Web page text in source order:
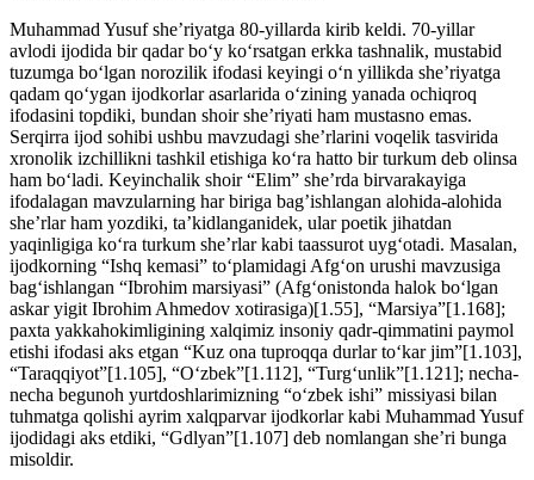
Muhammad Yusuf she’riyatga 80-yillarda kirib keldi. 70-yillar
avlodi ijodida bir qadar bo‘y ko‘rsatgan erkka tashnalik, mustabid
tuzumga bo‘lgan norozilik ifodasi keyingi o‘n yillikda she’riyatga
qadam qo‘ygan ijodkorlar asarlarida o‘zining yanada ochiqroq
ifodasini topdiki, bundan shoir she’riyati ham mustasno emas.
Serqirra ijod sohibi ushbu mavzudagi she’rlarini voqelik tasvirida
xronolik izchillikni tashkil etishiga ko‘ra hatto bir turkum deb olinsa
ham bo‘ladi. Keyinchalik shoir “Elim” she’rda birvarakayiga
ifodalagan mavzularning har biriga bag’ishlangan alohida-alohida
she’rlar ham yozdiki, ta’kidlanganidek, ular poetik jihatdan
yaqinligiga ko‘ra turkum she’rlar kabi taassurot uyg‘otadi. Masalan,
ijodkorning “Ishq kemasi” to‘plamidagi Afg‘on urushi mavzusiga
bag‘ishlangan “Ibrohim marsiyasi” (Afg‘onistonda halok bo‘lgan
askar yigit Ibrohim Ahmedov xotirasiga)[1.55], “Marsiya”[1.168];
paxta yakkahokimligining xalqimiz insoniy qadr-qimmatini paymol
etishi ifodasi aks etgan “Kuz ona tuproqqa durlar to‘kar jim”[1.103],
“Taraqqiyot”[1.105], “O‘zbek”[1.112], “Turg‘unlik”[1.121]; necha-
necha begunoh yurtdoshlarimizning “o‘zbek ishi” missiyasi bilan
tuhmatga qolishi ayrim xalqparvar ijodkorlar kabi Muhammad Yusuf
ijodidagi aks etdiki, “Gdlyan”[1.107] deb nomlangan she’ri bunga
misoldir.